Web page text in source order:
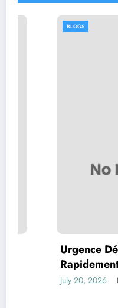
Urgence
Rapidement
Rongeurs
July 20, 2026 letrank